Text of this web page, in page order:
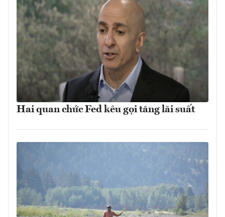
Hai quan chức Fed kêu gọi tăng lãi suất